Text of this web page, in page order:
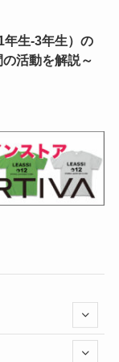
年生-3年生）の
活動を解説～